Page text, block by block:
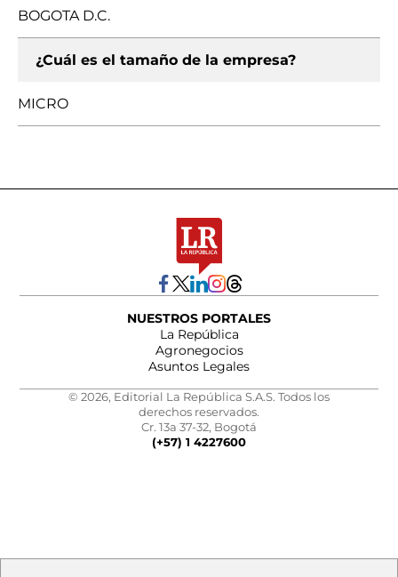
BOGOTA D.C.
¿Cuál es el tamaño de la empresa?
MICRO
NUESTROS PORTALES
La República
Agronegocios
Asuntos Legales
© 2026, Editorial La República S.A.S. Todos los
derechos reservados.
Cr. 13a 37-32, Bogotá
(+57) 1 4227600